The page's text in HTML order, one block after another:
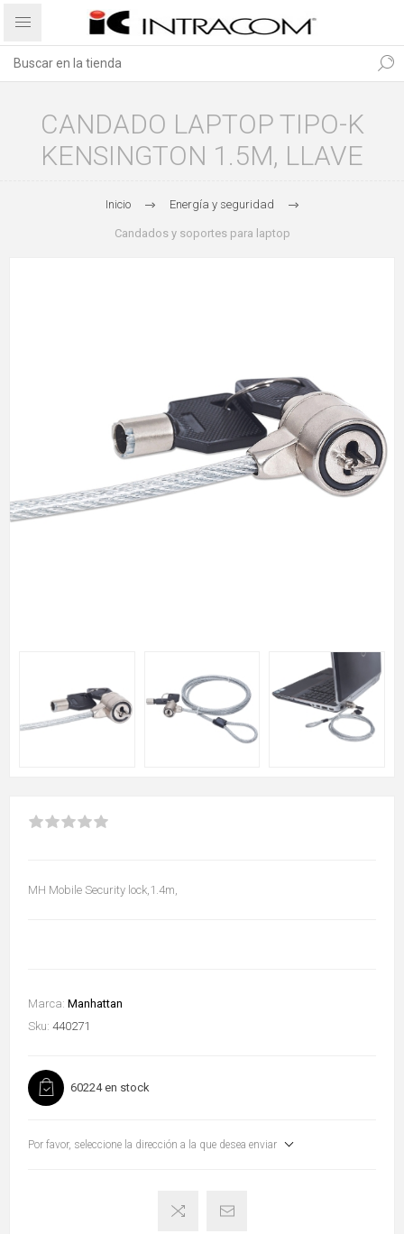
CANDADO LAPTOP TIPO-K
KENSINGTON 1.5M, LLAVE
Inicio Energía y seguridad
Candados y soportes para laptop
MH Mobile Security lock,1.4m,
Marca: Manhattan
Sku: 440271
60224 en stock
Por favor, seleccione la dirección a la que desea enviar